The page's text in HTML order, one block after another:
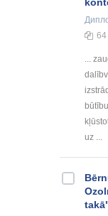
64
...
uz ...